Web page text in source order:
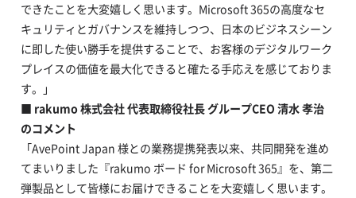
できたことを大変嬉しく思います。Microsoft 365の高度なセ
キュリティとガバナンスを維持しつつ、日本のビジネスシーン
に即した使い勝手を提供することで、お客様のデジタルワーク
プレイスの価値を最大化できると確たる手応えを感じておりま
す。」
■ rakumo株式会社 代表取締役社長 グループCEO 清水 孝治
のコメント
「AvePoint Japan 様との業務提携発表以来、共同開発を進め
てまいりました『rakumo ボード for Microsoft 365』を、第二
弾製品として皆様にお届けできることを大変嬉しく思います。